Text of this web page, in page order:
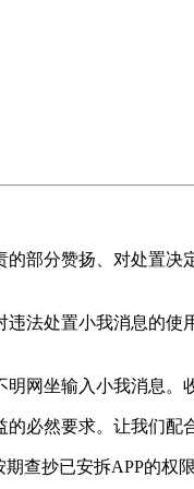
分赞扬、对处置决
处置小我消息的使
坐输入小我消息。收
然要求。让我们配
抄已安拆APP的权限